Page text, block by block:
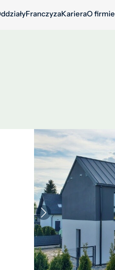
FranczyzaKarieraO firmie